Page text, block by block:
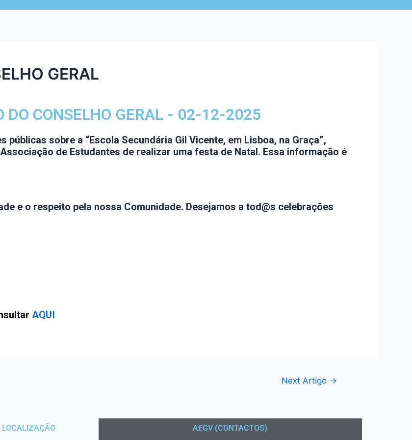
GERAL
DO CONSELHO GERAL - 02-12-2025
sobre a “Escola Secundária Gil Vicente, em Lisboa, na Graça”,
de Estudantes de realizar uma festa de Natal. Essa informação é
e o respeito pela nossa Comunidade. Desejamos a tod@s celebrações
AQUI
Next Artigo →
LOCALIZAÇÃO AEGV (CONTACTOS)